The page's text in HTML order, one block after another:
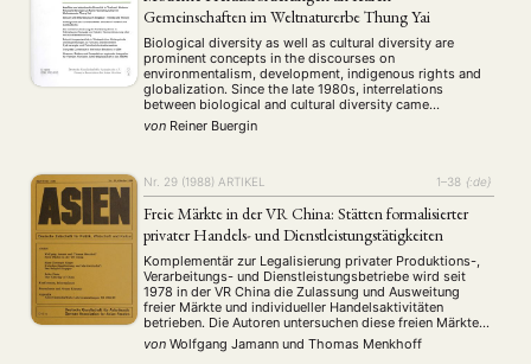
MITGLIEDSCHAFT
Aktuelles von unseren Mitgliedern (4) Art (5) ASIEN (Zeitschrift) (25)
Auszeichnung (12) Bericht (128) Bildung (22) Calls for… (1287)
DGA (92) Diskussion (74) Fellowship (111) Forschung
Geschichte (93) Gesellschaft
Medien (24) Migration (39) (235)
Philosophie (12) Politik (417) Politikwissenschaften (13) Praktikum (8)
Präsentation (13) Programm (5) Publikation (23) Recht (20)
Religion (75) Sozialwissenschaften (4) Sprache (36) Sprachkurse
Stellenausschreibung (661) Stipendium (53) Studium (21)
Summer School (10) Symposium (32) Tagung (500) Tourismus
Umwelt (45) Veranstaltung (788) Webinar (28) Wirtschaft
Workshop (126)
Gemeinschaften im Weltnaturerbe Thung Yai
Biological diversity as well as cultural diversity are
prominent concepts in the discourses on
environmentalism, development, indigenous rights and
globalization. Since the late 1980s, interrelations
between biological and cultural diversity came
increasingly into the focus of academic, political, and
economic interests and discourses. This paper first
von Reiner Buergin
Nr. 29 (1988) ARTIKEL 1–38 {:de}
Freie Märkte in der VR China: Stätten formalisierter
privater Handels- und Dienstleistungstätigkeiten
Komplementär zur Legalisierung privater Produktions-,
Verarbeitungs- und Dienstleistungsbetriebe wird seit
1978 in der VR China die Zulassung und Ausweitung
freier Märkte und individueller Handelsaktivitäten
betrieben. Die Autoren untersuchen diese freien Märkte
hinsichtlich ihres Beitrages zur Diversifikation und
Verbesserung des Angebots bei Konsumgütern und
von Wolfgang Jamann und Thomas Menkhoff